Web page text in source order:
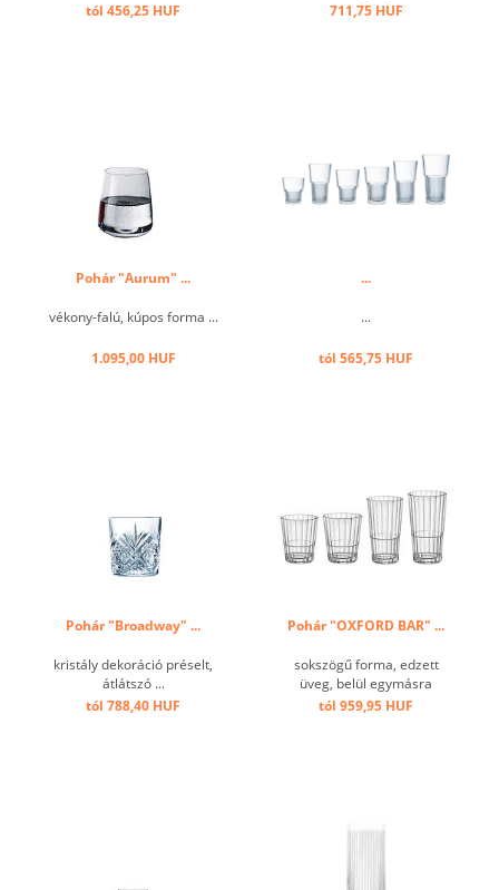
tól 456,25 HUF
711,75 HUF
Pohár "Aurum" ...
vékony-falú, kúpos forma ...
1.095,00 HUF
...
...
tól 565,75 HUF
Pohár "Broadway" ...
kristály dekoráció préselt,
átlátszó ...
tól 788,40 HUF
Pohár "OXFORD BAR" ...
sokszögű forma, edzett
üveg, belül egymásra
rakható ...
tól 959,95 HUF